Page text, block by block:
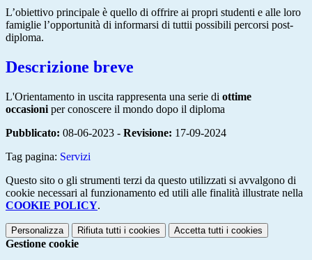
L’obiettivo principale è quello di offrire ai propri studenti e alle loro
famiglie l’opportunità di informarsi di tuttii possibili percorsi post-
diploma.
Descrizione breve
L'Orientamento in uscita rappresenta una serie di ottime
occasioni per conoscere il mondo dopo il diploma
Pubblicato: 08-06-2023 - Revisione: 17-09-2024
Tag pagina: Servizi
Questo sito o gli strumenti terzi da questo utilizzati si avvalgono di
cookie necessari al funzionamento ed utili alle finalità illustrate nella
COOKIE POLICY.
Personalizza Rifiuta tutti i cookies Accetta tutti i cookies
Gestione cookie